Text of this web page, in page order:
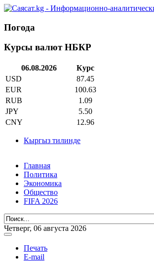
Погода
Курсы валют НБКР
06.08.2026
Курс
USD
87.45
EUR
100.63
RUB
1.09
JPY
5.50
CNY
12.96
Кыргыз тилинде
Главная
Политика
Экономика
Общество
FIFA 2026
Четверг, 06 августа 2026
Печать
E-mail